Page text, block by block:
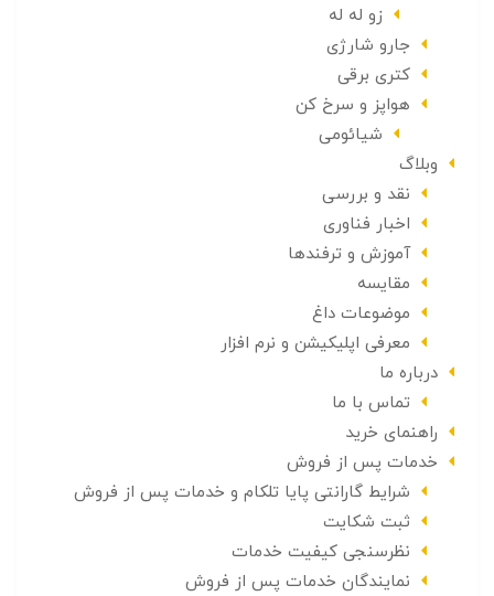
زو له له
جارو شارژی
کتری برقی
هواپز و سرخ کن
شیائومی
وبلاگ
نقد و بررسی
اخبار فناوری
آموزش و ترفندها
مقایسه
موضوعات داغ
معرفی اپلیکیشن و نرم افزار
درباره ما
تماس با ما
راهنمای خرید
خدمات پس از فروش
شرایط گارانتی پایا تلکام و خدمات پس از فروش
ثبت شکایت
نظرسنجی کیفیت خدمات
نمایندگان خدمات پس از فروش